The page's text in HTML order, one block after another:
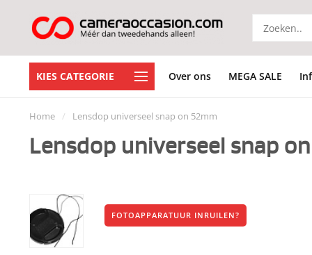
KIES CATEGORIE Over ons MEGA SALE
Home / Lensdop universeel snap on 52mm
Lensdop universeel snap
FOTOAPPARATUUR INRUILEN?